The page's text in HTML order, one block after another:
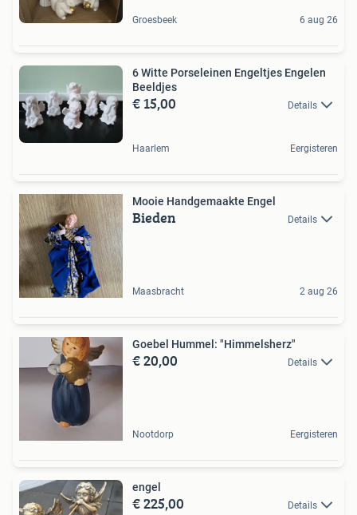
Groesbeek 6 aug 26
6 Witte Porseleinen Engeltjes Engelen
Beeldjes
€ 15,00 Details
Haarlem Eergisteren
Mooie Handgemaakte Engel
Bieden Details
Maasbracht 2 aug 26
Goebel Hummel: "Himmelsherz"
€ 20,00 Details
Nootdorp Eergisteren
engel
€ 225,00 Details